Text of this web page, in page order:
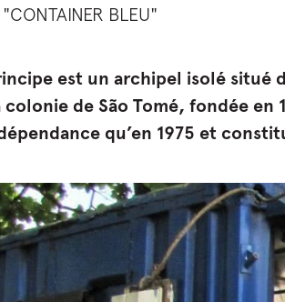
"CONTAINER BLEU"
est un archipel isolé situé
colonie de São Tomé, fondée
qu’en 1975 et